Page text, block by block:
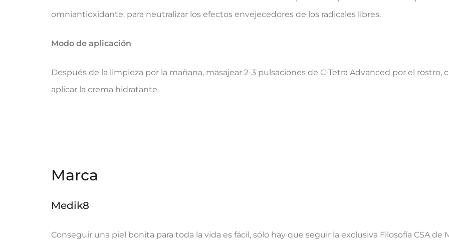
omniantioxidante, para neutralizar los efectos envejecedores de los radicales libres.
Modo de aplicación
Después de la limpieza por la mañana, masajear 2-3 pulsaciones de C-Tetra Advanced por el rostro,
aplicar la crema hidratante.
Marca
Medik8
Conseguir una piel bonita para toda la vida es fácil, sólo hay que seguir la exclusiva Filosofía CSA